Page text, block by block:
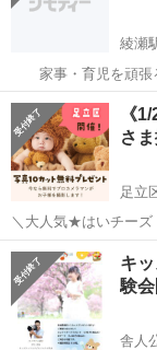
綾瀬
家事・育児を頑張
ト🎁🎅🎄 ／ 【12/15(金)10:00-16:00】 ヨガ×エステ×フォトのクリス
東京 足立区
《
さ
足立
＼大人気★はいチーズ
10000組参加の大人気
カメラマン撮影デー
フバ...
東京 足立区
キ
験
舎人